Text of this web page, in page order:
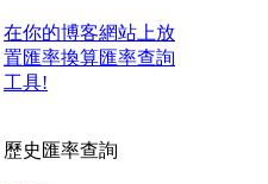
在你的博客網站上放
置匯率換算匯率查詢
工具!
歷史匯率查詢